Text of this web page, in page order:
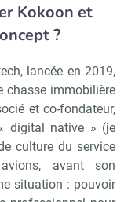
Kokoon et
?
lancée en 2019,
chasse immobilière
et co-fondateur,
digital native » (je
culture du service
avant son
situation : pouvoir